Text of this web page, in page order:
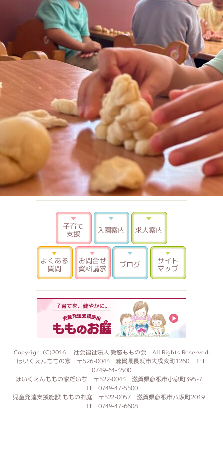
子育て支援入園案内
よくある質問お問合せ 資料請求
ブログ
Copyright(C)2016 社会福祉法人 愛悠ももの会 All Rights Reserved.
ほいくえんももの家 〒526-0043 滋賀県長浜市大戌亥町1260 TEL
0749-64-3500
ほいくえんももの家だいち 〒522-0043 滋賀県彦根市小泉町395-7
TEL 0749-47-5500
児童発達支援施設 もものお庭 〒522-0057 滋賀県彦根市八坂町2019
TEL 0749-47-6608